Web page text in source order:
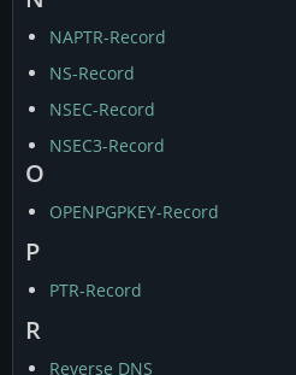
NAPTR-Record
NS-Record
NSEC-Record
NSEC3-Record
O
OPENPGPKEY-Record
P
PTR-Record
R
Reverse DNS